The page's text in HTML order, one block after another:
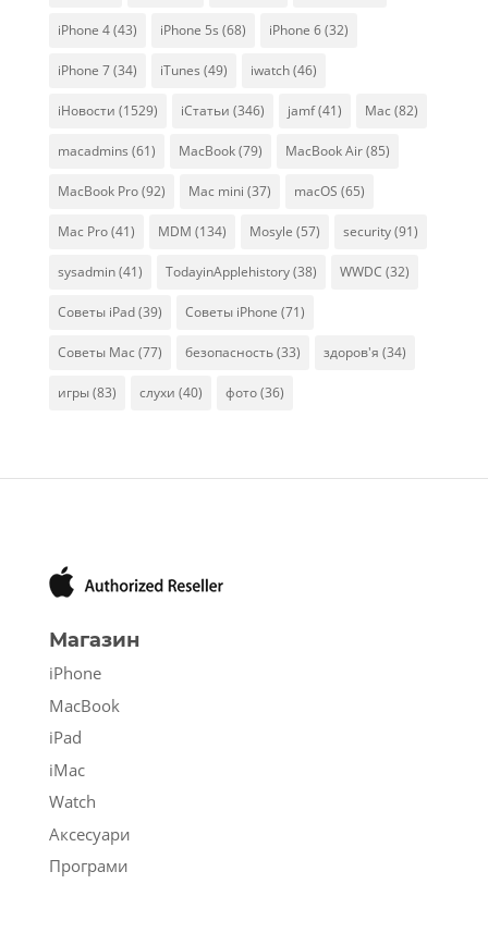
iPhone 4(43) iPhone 5s (68) iPhone 6(32)
iPhone 7(34) iTunes (49) iwatch(46)
iНовости (1529) iСтатьи (346) jamf(41) Mac (82)
macadmins (61) MacBook(79) MacBook Air(85)
MacBook Pro(92) Mac mini (37) macOS (65)
Mac Pro(41) MDM (134) Mosyle (57) security(91)
sysadmin(41) TodayinApplehistory(38) WWDC (32)
Советы iPad(39) Советы iPhone (71)
Советы Mac (77) безопасность(33) здоров'я (34)
игры(83) слухи (40) фото(36)
Магазин
iPhone
MacBook
iPad
iMac
Watch
Аксесуари
Програми